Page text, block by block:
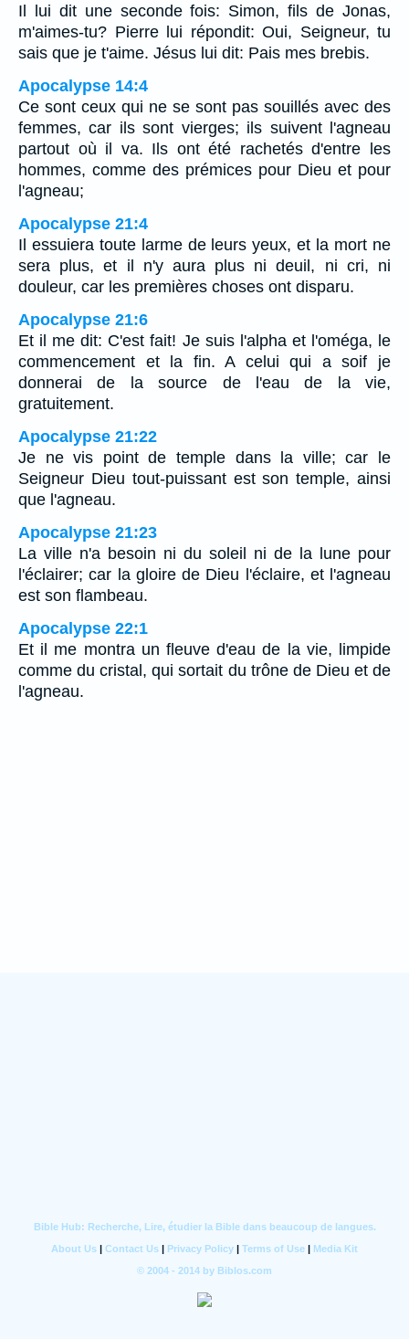
Il lui dit une seconde fois: Simon, fils de Jonas,
m'aimes-tu? Pierre lui répondit: Oui, Seigneur, tu
sais que je t'aime. Jésus lui dit: Pais mes brebis.
Apocalypse 14:4
Ce sont ceux qui ne se sont pas souillés avec des
femmes, car ils sont vierges; ils suivent l'agneau
partout où il va. Ils ont été rachetés d'entre les
hommes, comme des prémices pour Dieu et pour
l'agneau;
Apocalypse 21:4
Il essuiera toute larme de leurs yeux, et la mort ne
sera plus, et il n'y aura plus ni deuil, ni cri, ni
douleur, car les premières choses ont disparu.
Apocalypse 21:6
Et il me dit: C'est fait! Je suis l'alpha et l'oméga, le
commencement et la fin. A celui qui a soif je
donnerai de la source de l'eau de la vie,
gratuitement.
Apocalypse 21:22
Je ne vis point de temple dans la ville; car le
Seigneur Dieu tout-puissant est son temple, ainsi
que l'agneau.
Apocalypse 21:23
La ville n'a besoin ni du soleil ni de la lune pour
l'éclairer; car la gloire de Dieu l'éclaire, et l'agneau
est son flambeau.
Apocalypse 22:1
Et il me montra un fleuve d'eau de la vie, limpide
comme du cristal, qui sortait du trône de Dieu et de
l'agneau.